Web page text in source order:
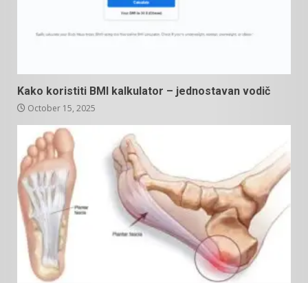
Kako koristiti BMI kalkulator – jednostavan vodič
October 15, 2025